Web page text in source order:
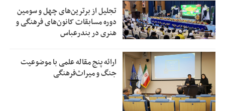
تجلیل از بر‌ترین‌های چهل و سومین
دوره مسابقات کانون‌های فرهنگی و
هنری در بندرعباس
ارائه پنج مقاله علمی با موضوعیت
جنگ و میراث‌فرهنگی